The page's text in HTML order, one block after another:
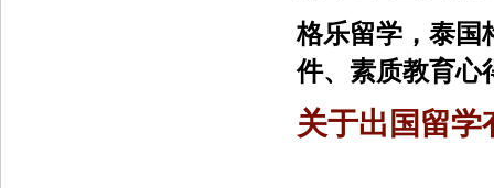
格乐留学，泰国
件、素质教育心
关于出国留学